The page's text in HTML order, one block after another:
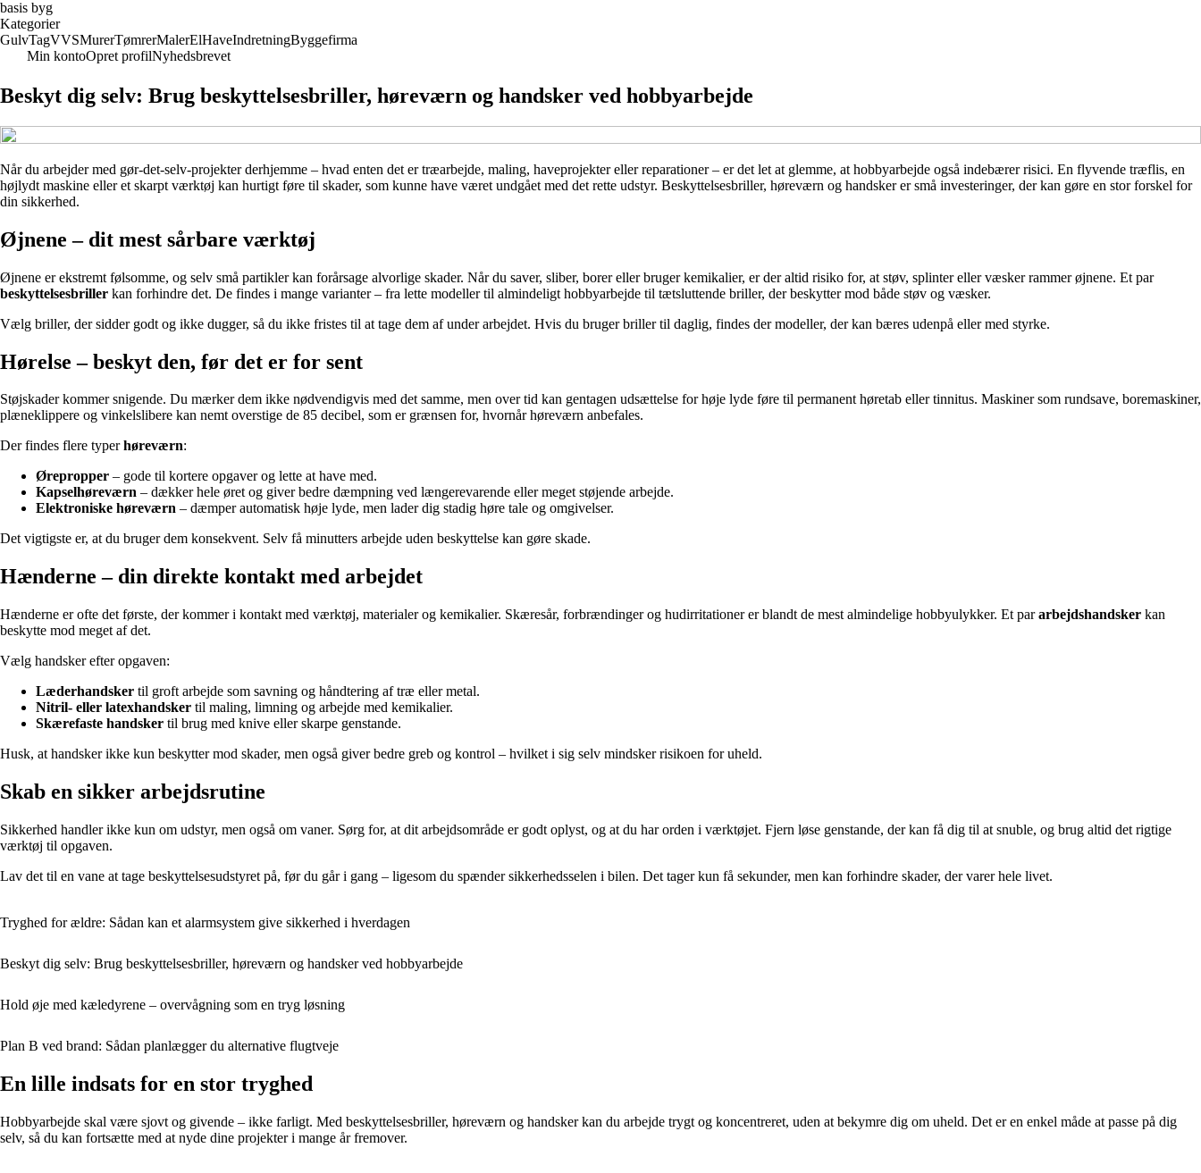
basis byg
Kategorier
GulvTagVVSMurerTømrerMalerElHaveIndretningByggefirma
Min kontoOpret profilNyhedsbrevet
Beskyt dig selv: Brug beskyttelsesbriller, høreværn og handsker ved hobbyarbejde
Når du arbejder med gør-det-selv-projekter derhjemme – hvad enten det er træarbejde, maling, haveprojekter eller reparationer – er det let at glemme, at hobbyarbejde også indebærer risici. En flyvende træflis, en
højlydt maskine eller et skarpt værktøj kan hurtigt føre til skader, som kunne have været undgået med det rette udstyr. Beskyttelsesbriller, høreværn og handsker er små investeringer, der kan gøre en stor forskel for
din sikkerhed.
Øjnene – dit mest sårbare værktøj
Øjnene er ekstremt følsomme, og selv små partikler kan forårsage alvorlige skader. Når du saver, sliber, borer eller bruger kemikalier, er der altid risiko for, at støv, splinter eller væsker rammer øjnene. Et par
beskyttelsesbriller kan forhindre det. De findes i mange varianter – fra lette modeller til almindeligt hobbyarbejde til tætsluttende briller, der beskytter mod både støv og væsker.
Vælg briller, der sidder godt og ikke dugger, så du ikke fristes til at tage dem af under arbejdet. Hvis du bruger briller til daglig, findes der modeller, der kan bæres udenpå eller med styrke.
Hørelse – beskyt den, før det er for sent
Støjskader kommer snigende. Du mærker dem ikke nødvendigvis med det samme, men over tid kan gentagen udsættelse for høje lyde føre til permanent høretab eller tinnitus. Maskiner som rundsave, boremaskiner,
plæneklippere og vinkelslibere kan nemt overstige de 85 decibel, som er grænsen for, hvornår høreværn anbefales.
Der findes flere typerhøreværn:
Ørepropper – gode til kortere opgaver og lette at have med.
Kapselhøreværn – dækker hele øret og giver bedre dæmpning ved længerevarende eller meget støjende arbejde.
Elektroniske høreværn – dæmper automatisk høje lyde, men lader dig stadig høre tale og omgivelser.
Det vigtigste er, at du bruger dem konsekvent. Selv få minutters arbejde uden beskyttelse kan gøre skade.
Hænderne – din direkte kontakt med arbejdet
Hænderne er ofte det første, der kommer i kontakt med værktøj, materialer og kemikalier. Skæresår, forbrændinger og hudirritationer er blandt de mest almindelige hobbyulykker. Et pararbejdshandsker kan
beskytte mod meget af det.
Vælg handsker efter opgaven:
Læderhandsker til groft arbejde som savning og håndtering af træ eller metal.
Nitril- eller latexhandsker til maling, limning og arbejde med kemikalier.
Skærefaste handsker til brug med knive eller skarpe genstande.
Husk, at handsker ikke kun beskytter mod skader, men også giver bedre greb og kontrol – hvilket i sig selv mindsker risikoen for uheld.
Skab en sikker arbejdsrutine
Sikkerhed handler ikke kun om udstyr, men også om vaner. Sørg for, at dit arbejdsområde er godt oplyst, og at du har orden i værktøjet. Fjern løse genstande, der kan få dig til at snuble, og brug altid det rigtige
værktøj til opgaven.
Lav det til en vane at tage beskyttelsesudstyret på, før du går i gang – ligesom du spænder sikkerhedsselen i bilen. Det tager kun få sekunder, men kan forhindre skader, der varer hele livet.
Tryghed for ældre: Sådan kan et alarmsystem give sikkerhed i hverdagen
Beskyt dig selv: Brug beskyttelsesbriller, høreværn og handsker ved hobbyarbejde
Hold øje med kæledyrene – overvågning som en tryg løsning
Plan B ved brand: Sådan planlægger du alternative flugtveje
En lille indsats for en stor tryghed
Hobbyarbejde skal være sjovt og givende – ikke farligt. Med beskyttelsesbriller, høreværn og handsker kan du arbejde trygt og koncentreret, uden at bekymre dig om uheld. Det er en enkel måde at passe på dig
selv, så du kan fortsætte med at nyde dine projekter i mange år fremover.